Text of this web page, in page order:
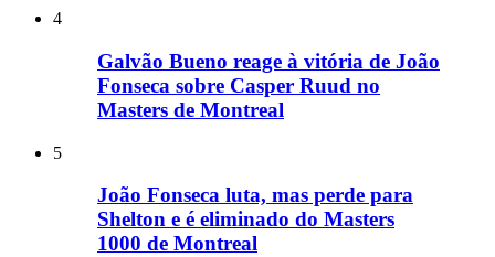
4
Galvão Bueno reage à vitória de João
Fonseca sobre Casper Ruud no
Masters de Montreal
5
João Fonseca luta, mas perde para
Shelton e é eliminado do Masters
1000 de Montreal